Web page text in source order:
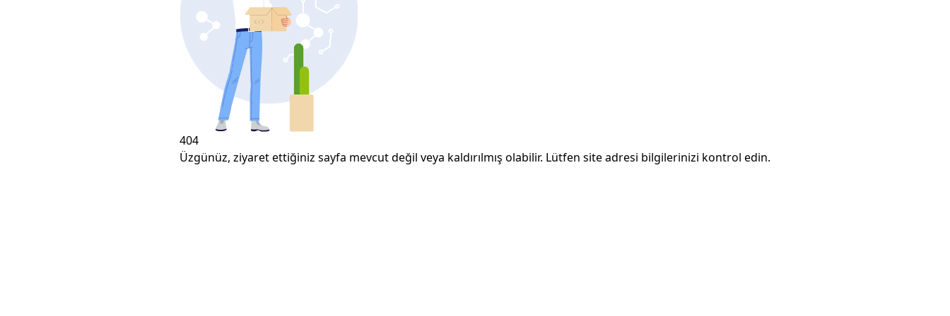
404
Üzgünüz, ziyaret ettiğiniz sayfa mevcut değil veya kaldırılmış olabilir. Lütfen site adresi bilgilerinizi kontrol edin.